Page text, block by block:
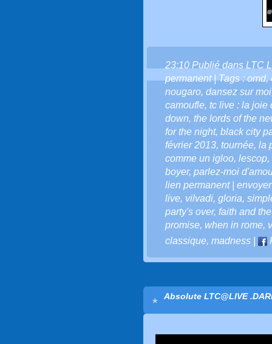
23:10 Publié dans LTC
permanent| Tags :omd,
nougaro, dansez sur moi
camoufle, tc live : la joie
down, the lords of the
for the night, black city
février 2013, tournée, la
comme un igloo, lescop,
boyer, parlez-moi
lien permanent |
live, vilvadi, gloria,
party's over, faith and
promise, when in rome,
classique, madness
Absolute LTC@LIVE